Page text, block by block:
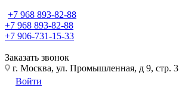
+7 968 893-82-88
+7 968 893-82-88
+7 906-731-15-33
Заказать звонок
г. Москва, ул. Промышленная, д 9, стр. 3
Войти